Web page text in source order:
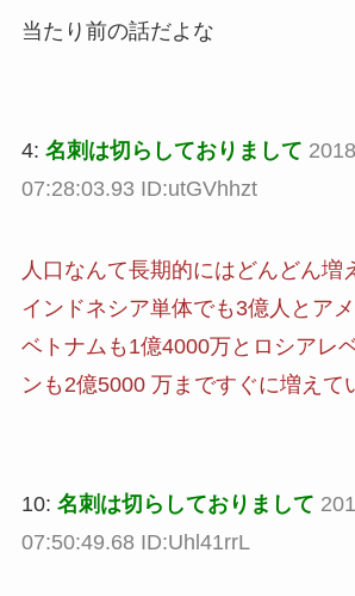
当たり前の話だよな
4: 名刺は切らしておりまして
07:28:03.93 ID:utGVhhzt
人口なんて長期的にはどんどん増
インドネシア単体でも3億人とアメ
ベトナムも1億4000万とロシアレ
ンも2億5000 万まですぐに増えて
10: 名刺は切らしておりまして
07:50:49.68 ID:Uhl41rrL